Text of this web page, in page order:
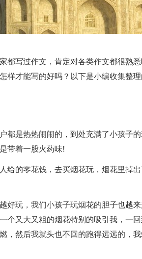
都写过作文，肯定对各类作文都很熟
样才能写的好吗？以下是小编收集整
都是热热闹闹的，到处充满了小孩子
带着一股火药味!
给的零花钱，去买烟花玩，烟花里掉
好玩，我们小孩子玩烟花的胆子也越
个又大又粗的烟花特别的吸引我，一回
，然后我就头也不回的跑得远远的，